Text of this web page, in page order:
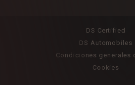
DS Certified
DS Automobiles
Condiciones generales
Cookies